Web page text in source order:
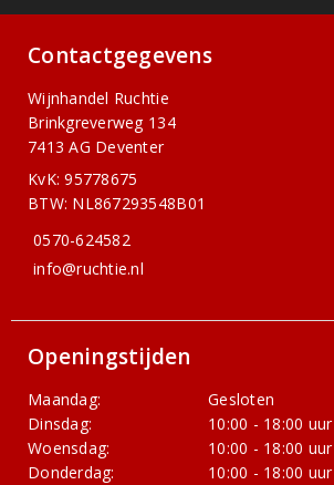
Contactgegevens
Wijnhandel Ruchtie
Brinkgreverweg 134
7413 AG Deventer
KvK: 95778675
BTW: NL867293548B01
0570-624582
info@ruchtie.nl
Openingstijden
Maandag:
Gesloten
Dinsdag:
10:00 - 18:00 uur
Woensdag:
10:00 - 18:00 uur
Donderdag:
10:00 - 18:00 uur